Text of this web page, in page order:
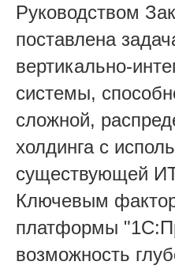
Руководством
поставлена
вертикально-
системы,
сложной,
холдинга с
существующей
Ключевым
платформы
возможность